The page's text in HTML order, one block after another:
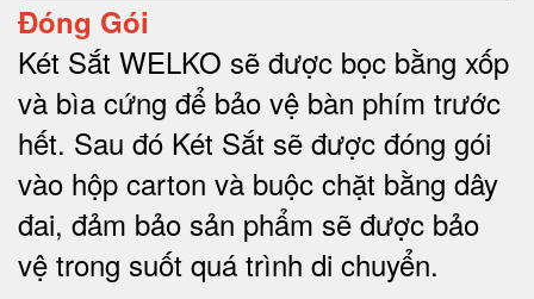
Đóng Gói
Két Sắt WELKO sẽ được bọc bằng xốp
và bìa cứng để bảo vệ bàn phím trước
hết. Sau đó Két Sắt sẽ được đóng gói
vào hộp carton và buộc chặt bằng dây
đai, đảm bảo sản phẩm sẽ được bảo
vệ trong suốt quá trình di chuyển.